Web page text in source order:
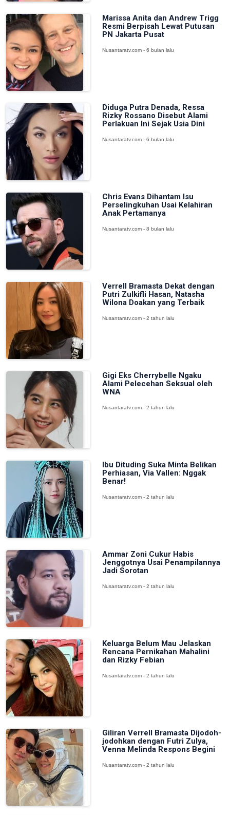
Marissa Anita dan Andrew Trigg
Resmi Berpisah Lewat Putusan
PN Jakarta Pusat
Nusantaratv.com - 6 bulan lalu
Diduga Putra Denada, Ressa
Rizky Rossano Disebut Alami
Perlakuan Ini Sejak Usia Dini
Nusantaratv.com - 6 bulan lalu
Chris Evans Dihantam Isu
Perselingkuhan Usai Kelahiran
Anak Pertamanya
Nusantaratv.com - 8 bulan lalu
Verrell Bramasta Dekat dengan
Putri Zulkifli Hasan, Natasha
Wilona Doakan yang Terbaik
Nusantaratv.com - 2 tahun lalu
Gigi Eks Cherrybelle Ngaku
Alami Pelecehan Seksual oleh
WNA
Nusantaratv.com - 2 tahun lalu
Ibu Dituding Suka Minta Belikan
Perhiasan, Via Vallen: Nggak
Benar!
Nusantaratv.com - 2 tahun lalu
Ammar Zoni Cukur Habis
Jenggotnya Usai Penampilannya
Jadi Sorotan
Nusantaratv.com - 2 tahun lalu
Keluarga Belum Mau Jelaskan
Rencana Pernikahan Mahalini
dan Rizky Febian
Nusantaratv.com - 2 tahun lalu
Giliran Verrell Bramasta Dijodoh-
jodohkan dengan Futri Zulya,
Venna Melinda Respons Begini
Nusantaratv.com - 2 tahun lalu